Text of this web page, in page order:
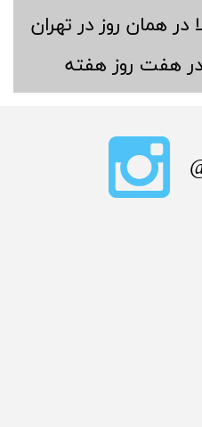
در همان روز در تهران